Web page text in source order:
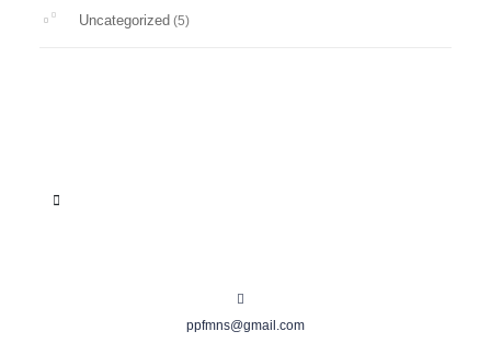
Uncategorized (5)
ppfmns@gmail.com